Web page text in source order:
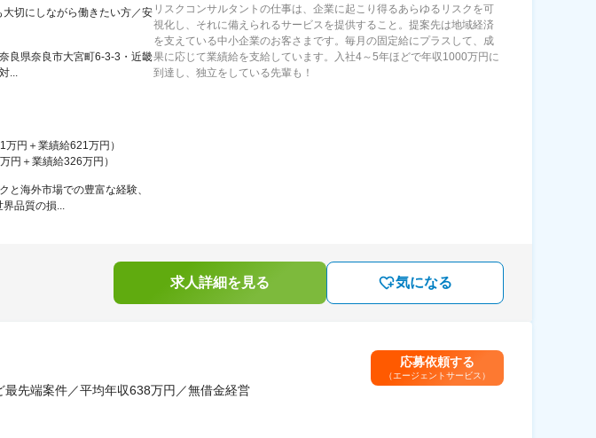
大切にしながら働きたい方／安
良県奈良市大宮町6-3-3・近畿
...
円＋業績給621万円）
円＋業績給326万円）
と海外市場での豊富な経験、
品質の損...
リスクコンサルタントの仕事は、企業に起こり得るあらゆるリスクを可
視化し、それに備えられるサービスを提供すること。提案先は地域経済
を支えている中小企業のお客さまです。毎月の固定給にプラスして、成
果に応じて業績給を支給しています。入社4～5年ほどで年収1000万円に
到達し、独立をしている先輩も！
求人詳細を見る 気になる
最先端案件／平均年収638万円／無借金経営
応募依頼する
（エージェントサービス）